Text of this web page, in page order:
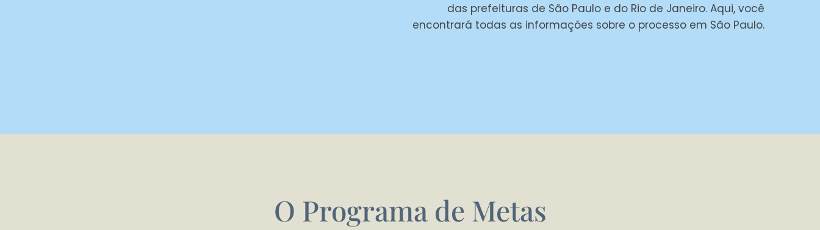
das prefeituras de São Paulo e do Rio de Janeiro. Aqui, você
encontrará todas as informações sobre o processo em São Paulo.
O Programa de Metas